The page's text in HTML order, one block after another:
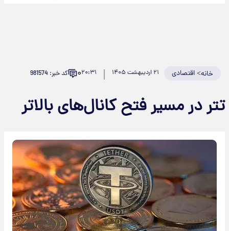
خانه>اقتصادی ۲۱ اردیبهشت ۱۴۰۵ ۲۰:۳۱۰ کد خبر: 981574
تتر در مسیر فتح کانال‌های بالاتر